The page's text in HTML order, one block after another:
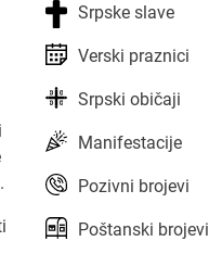
Srpske slave
Verski praznici
Srpski običaji
Manifestacije
Pozivni brojevi
Poštanski brojevi